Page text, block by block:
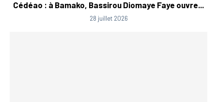
Cédéao : à Bamako, Bassirou Diomaye Faye ouvre...
28 juillet 2026